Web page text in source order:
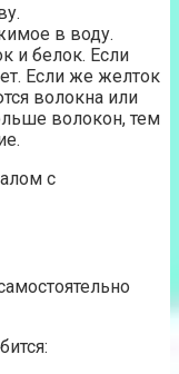
в воду.
и белок. Если
Если же желток
волокна или
волокон, тем
с